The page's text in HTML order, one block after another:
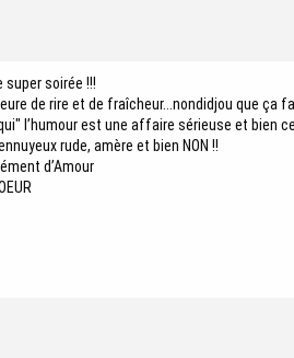
super soirée !!!
de rire et de fraîcheur...nondidjou que ça
l’humour est une affaire sérieuse et bien
rude, amère et bien NON !!
d’Amour